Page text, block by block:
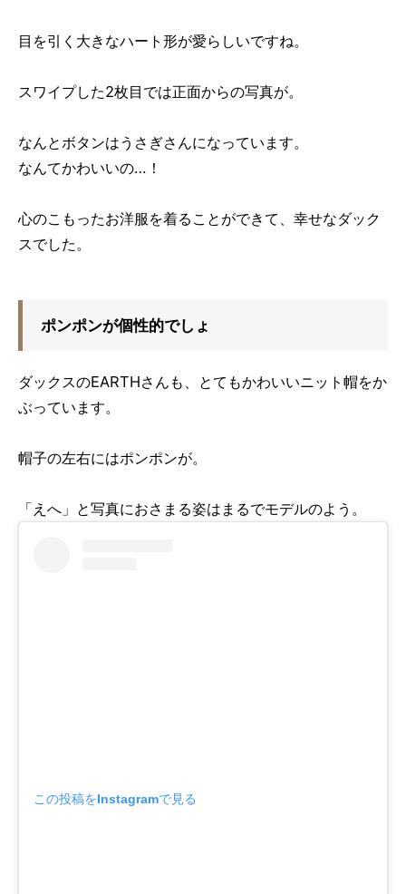
目を引く大きなハート形が愛らしいですね。
スワイプした2枚目では正面からの写真が。
なんとボタンはうさぎさんになっています。
なんてかわいいの…！
心のこもったお洋服を着ることができて、幸せなダック
スでした。
ポンポンが個性的でしょ
ダックスのEARTHさんも、とてもかわいいニット帽をか
ぶっています。
帽子の左右にはポンポンが。
「えへ」と写真におさまる姿はまるでモデルのよう。
この投稿をInstagramで見る